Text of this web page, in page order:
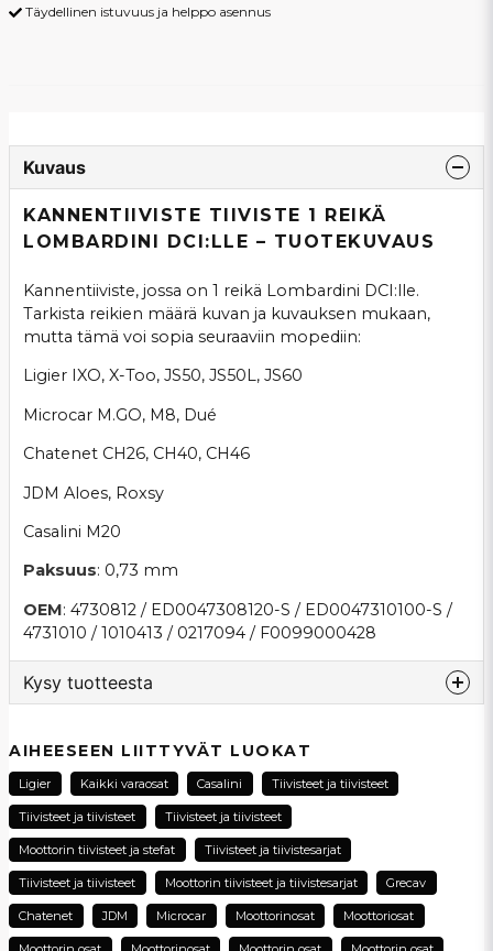
Täydellinen istuvuus ja helppo asennus
Kuvaus
KANNENTIIVISTE TIIVISTE 1 REIKÄ
LOMBARDINI DCI:LLE – TUOTEKUVAUS
Kannentiiviste, jossa on 1 reikä Lombardini DCI:lle.
Tarkista reikien määrä kuvan ja kuvauksen mukaan,
mutta tämä voi sopia seuraaviin mopediin:
Ligier IXO, X-Too, JS50, JS50L, JS60
Microcar M.GO, M8, Dué
Chatenet CH26, CH40, CH46
JDM Aloes, Roxsy
Casalini M20
Paksuus: 0,73 mm
OEM: 4730812 / ED0047308120-S / ED0047310100-S /
4731010 / 1010413 / 0217094 / F0099000428
Kysy tuotteesta
Kysy meiltä tästä tuotteesta...
name
Nimi
email
Sähköpostiosoite
AIHEESEEN LIITTYVÄT LUOKAT
Ligier Kaikki varaosat Casalini Tiivisteet ja tiivisteet
Tiivisteet ja tiivisteet Tiivisteet ja tiivisteet
Moottorin tiivisteet ja stefat Tiivisteet ja tiivistesarjat
Tiivisteet ja tiivisteet Moottorin tiivisteet ja tiivistesarjat Grecav
Chatenet JDM Microcar Moottorinosat Moottoriosat